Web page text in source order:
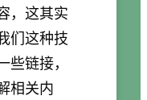
，这其实
们这种技
链接，
相关内